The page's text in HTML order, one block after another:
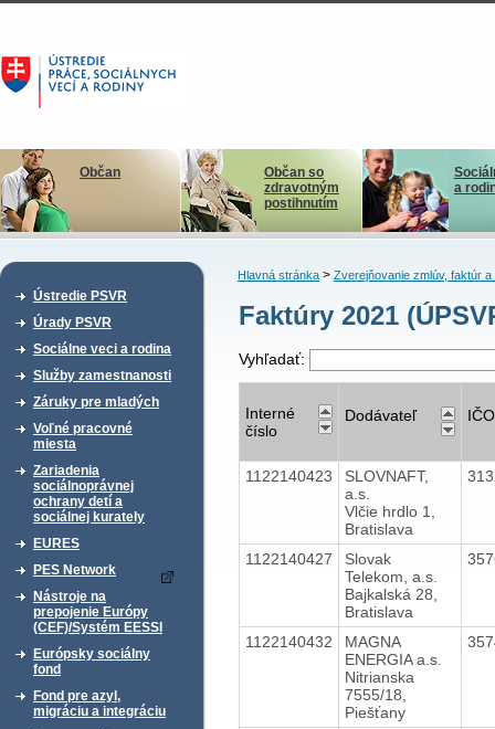
Občan
Občan so
zdravotným
postihnutím
a
Ústredie PSVR
Úrady PSVR
Sociálne veci a rodina
Služby zamestnanosti
Záruky pre mladých
Voľné pracovné
miesta
Zariadenia
sociálnoprávnej
ochrany detí a
sociálnej kurately
EURES
PES Network
Nástroje na
prepojenie Európy
(CEF)/Systém EESSI
Európsky sociálny
fond
Fond pre azyl,
migráciu a integráciu
Hlavná stránka> Zverejňovanie zmlúv, faktúr a
Faktúry 2021
Vyhľadať:
Interné
číslo
Dodávateľ IČO
1122140423
SLOVNAFT,
a.s.
Vlčie hrdlo 1,
Bratislava
1122140427
Slovak
Telekom, a.s.
Bajkalská 28,
Bratislava
1122140432
MAGNA
ENERGIA a.s.
Nitrianska
7555/18,
Piešťany